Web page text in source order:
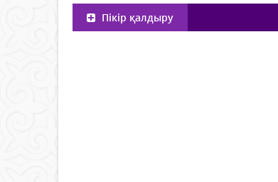
Пікір қалдыру